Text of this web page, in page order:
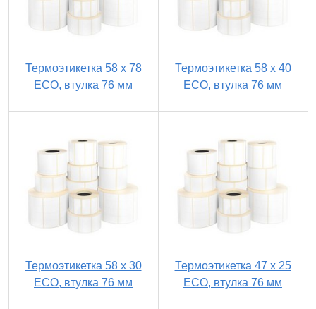
Термоэтикетка 58 х 78
ECO, втулка 76 мм
Термоэтикетка 58 х 40
ECO, втулка 76 мм
Термоэтикетка 58 х 30
ECO, втулка 76 мм
Термоэтикетка 47 х 25
ECO, втулка 76 мм